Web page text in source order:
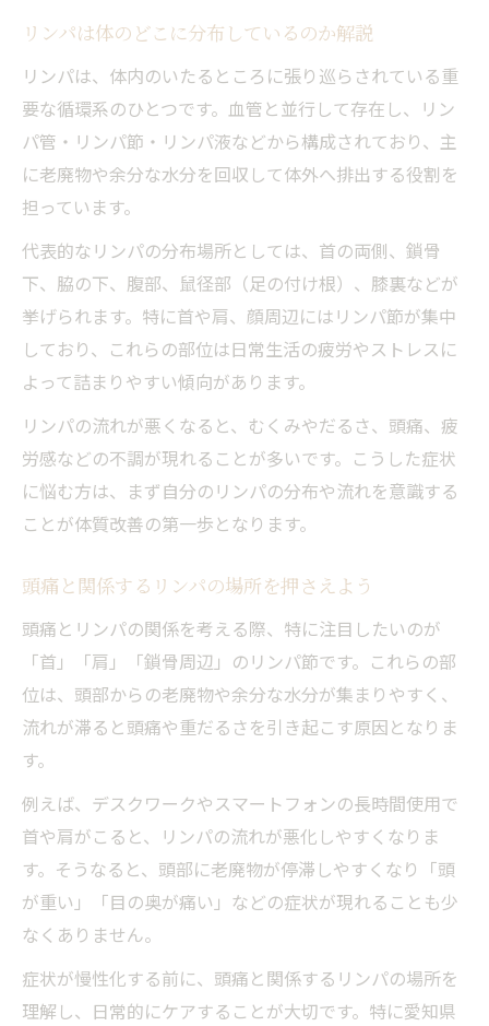
リンパは体のどこに分布しているのか解説
リンパは、体内のいたるところに張り巡らされている重
要な循環系のひとつです。血管と並行して存在し、リン
パ管・リンパ節・リンパ液などから構成されており、主
に老廃物や余分な水分を回収して体外へ排出する役割を
担っています。
代表的なリンパの分布場所としては、首の両側、鎖骨
下、脇の下、腹部、鼠径部（足の付け根）、膝裏などが
挙げられます。特に首や肩、顔周辺にはリンパ節が集中
しており、これらの部位は日常生活の疲労やストレスに
よって詰まりやすい傾向があります。
リンパの流れが悪くなると、むくみやだるさ、頭痛、疲
労感などの不調が現れることが多いです。こうした症状
に悩む方は、まず自分のリンパの分布や流れを意識する
ことが体質改善の第一歩となります。
頭痛と関係するリンパの場所を押さえよう
頭痛とリンパの関係を考える際、特に注目したいのが
「首」「肩」「鎖骨周辺」のリンパ節です。これらの部
位は、頭部からの老廃物や余分な水分が集まりやすく、
流れが滞ると頭痛や重だるさを引き起こす原因となりま
す。
例えば、デスクワークやスマートフォンの長時間使用で
首や肩がこると、リンパの流れが悪化しやすくなりま
す。そうなると、頭部に老廃物が停滞しやすくなり「頭
が重い」「目の奥が痛い」などの症状が現れることも少
なくありません。
症状が慢性化する前に、頭痛と関係するリンパの場所を
理解し、日常的にケアすることが大切です。特に愛知県